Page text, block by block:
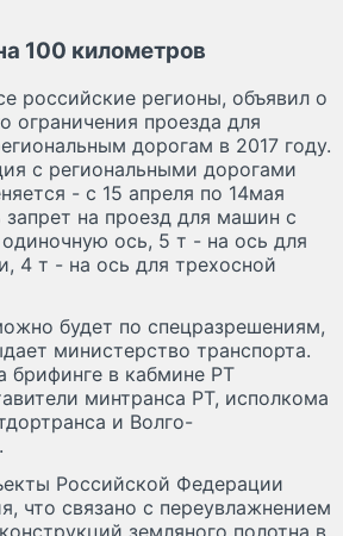
100 километров
российские регионы, объявил о
ограничения проезда для
дорогам в 2017 году.
с региональными дорогами
- с 15 апреля по 14мая
запрет на проезд для машин с
ось, 5 т - на ось для
4 т - на ось для трехосной
будет по спецразрешениям,
министерство транспорта.
брифинге в кабмине РТ
минтранса РТ, исполкома
и Волго-
Российской Федерации
что связано с переувлажнением